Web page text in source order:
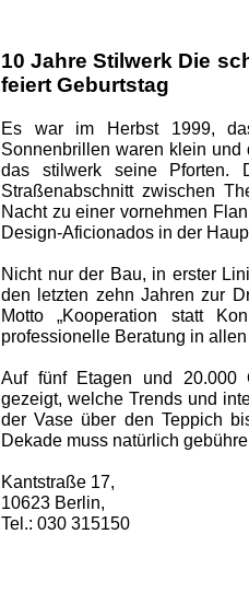
10 Jahre Stilwerk Die
feiert Geburtstag
Es war im Herbst 1999,
Sonnenbrillen waren klein und
das stilwerk seine Pforten.
Straßenabschnitt zwischen
Nacht zu ­einer vornehmen
Design-Aficio­nados in der
Nicht nur der Bau, in erster
den letzten zehn Jahren zur
Motto „Kooperation statt
professionelle Beratung in
Auf fünf Etagen und 20.000
gezeigt, welche Trends und
der Vase über den Teppich
Dekade muss natürlich
Kantstraße 17,
10623 Berlin,
Tel.: 030 315150